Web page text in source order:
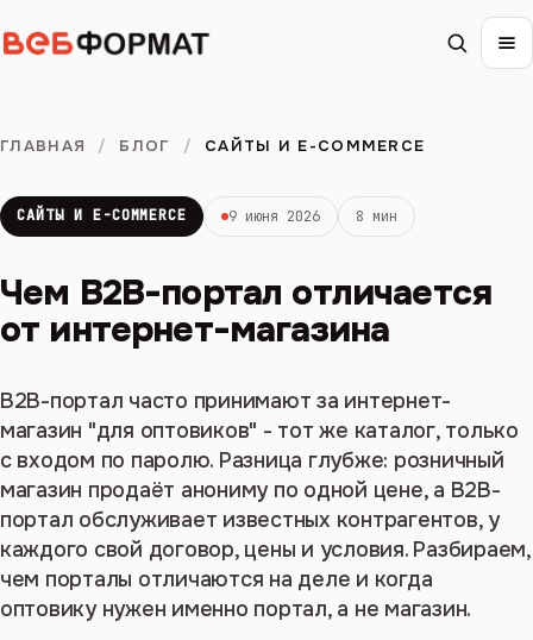
ГЛАВНАЯ / БЛОГ / САЙТЫ И E-COMMERCE
САЙТЫ И E-COMMERCE 9 июня 2026 8 мин
Чем B2B-портал отличается
от интернет-магазина
B2B-портал часто принимают за интернет-
магазин "для оптовиков" - тот же каталог, только
с входом по паролю. Разница глубже: розничный
магазин продаёт анониму по одной цене, а B2B-
портал обслуживает известных контрагентов, у
каждого свой договор, цены и условия. Разбираем,
чем порталы отличаются на деле и когда
оптовику нужен именно портал, а не магазин.